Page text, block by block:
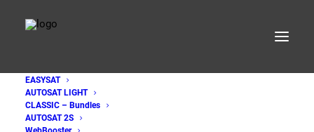
EASYSAT
AUTOSAT LIGHT
CLASSIC – Bundles
AUTOSAT 2S